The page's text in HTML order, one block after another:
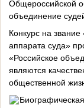
Общероссийской
объединение
Конкурс на
аппарата суда»
«Российское
являются
общественной